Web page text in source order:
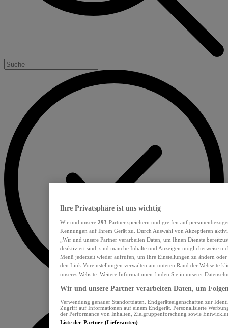
Ihre Privatsphäre ist uns wichtig
Wir und unsere 293-Partner speichern und greifen auf
Kennungen auf Ihrem Gerät zu. Durch Auswahl von Akzeptieren
„Wir und unsere Partner verarbeiten Daten, um Ihnen Dienste
deaktiviert sind, sind manche Inhalte und Anzeigen möglicherweise
Menü jederzeit wieder aufrufen, um Ihre Einstellungen zu ändern
den Link Voreinstellungen verwalten am unteren Rand der Webseite
unseres Website. Weitere Informationen finden Sie in unserer
Wir und unsere Partner verarbeiten Daten, um
Verwendung genauer Standortdaten. Endgeräteeigenschaften zur
Zugriff auf Informationen auf einem Endgerät. Personalisierte
der Performance von Inhalten, Zielgruppenforschung sowie
Liste der Partner (Lieferanten)